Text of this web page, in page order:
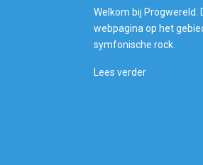
Welkom bij Progwereld.
webpagina op het
symfonische rock.
Lees verder